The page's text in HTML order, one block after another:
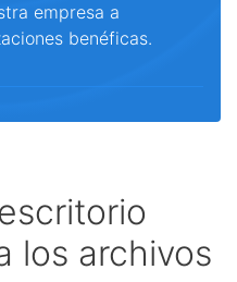
empresa a
benéficas.
los archivos